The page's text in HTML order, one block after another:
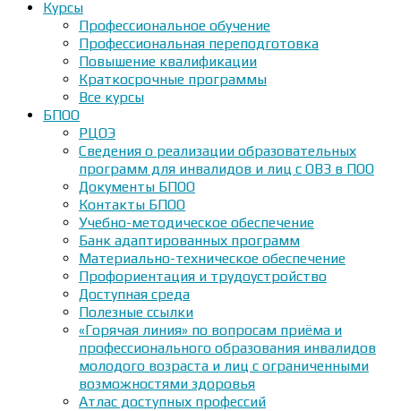
Курсы
Профессиональное обучение
Профессиональная переподготовка
Повышение квалификации
Краткосрочные программы
Все курсы
БПОО
РЦОЭ
Сведения о реализации образовательных
программ для инвалидов и лиц с ОВЗ в ПОО
Документы БПОО
Контакты БПОО
Учебно-методическое обеспечение
Банк адаптированных программ
Материально-техническое обеспечение
Профориентация и трудоустройство
Доступная среда
Полезные ссылки
«Горячая линия» по вопросам приёма и
профессионального образования инвалидов
молодого возраста и лиц с ограниченными
возможностями здоровья
Атлас доступных профессий